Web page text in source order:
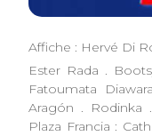
Affiche : Hervé Di
Ester Rada .
Fatoumata
Aragón . Rodinka
Plaza Francia :